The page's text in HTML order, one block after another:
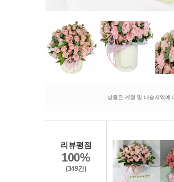
상품은 계절 및 배송지역에
리뷰평점
100%
(349건)